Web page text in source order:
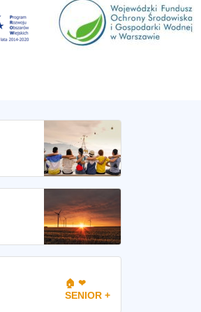
🏠 ❤
SENIOR +